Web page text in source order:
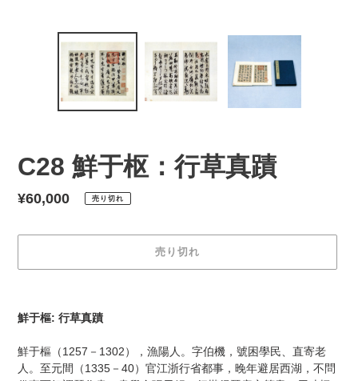
C28 鮮于枢：行草真蹟
通
価
¥60,000 売り切れ
売り切れ
ー
ト
商
品
鮮于樞: 行草真蹟
鮮于樞（1257－1302），漁陽人。字伯機，號困學民、直寄老
人。至元間（1335－40）官江浙行省都事，晚年避居西湖，不問